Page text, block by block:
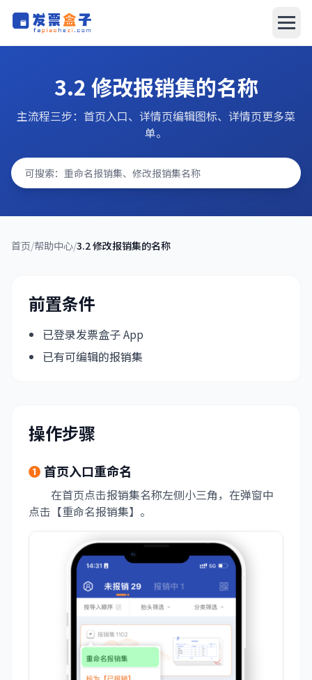
搜索问题
3.2 修改报销集的名称
主流程三步：首页入口、详情页编辑图标、详情页更多菜
单。
首页/帮助中心/3.2 修改报销集的名称
前置条件
已登录发票盒子 App
已有可编辑的报销集
操作步骤
❶首页入口重命名
在首页点击报销集名称左侧小三角，在弹窗中
点击【重命名报销集】。